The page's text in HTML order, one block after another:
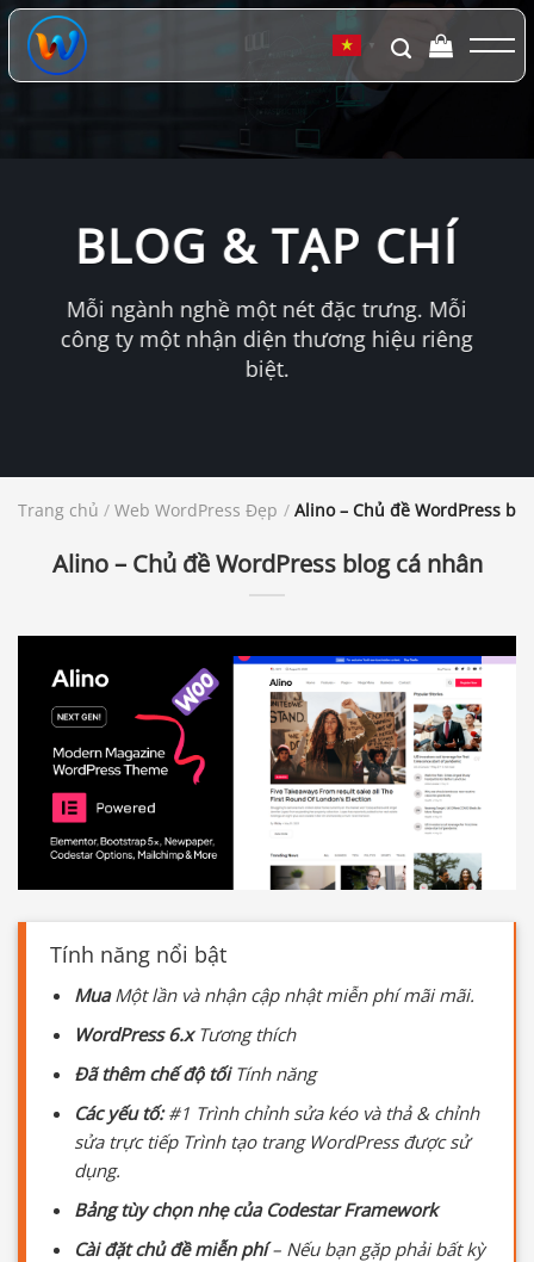
Chuyển
đến
dung
▼
BLOG & TẠP CHÍ
Mỗi ngành nghề một nét đặc trưng. Mỗi
công ty một nhận diện thương hiệu riêng
biệt.
Trang chủ / Web WordPress Đẹp / Alino – Chủ đề WordPress
Alino – Chủ đề WordPress blog cá nhân
Tính năng nổi bật
MuaMột lần và nhận cập nhật miễn phí mãi mãi.
WordPress 6.xTương thích
Đã thêm chế độ tốiTính năng
Các yếu tố:#1 Trình chỉnh sửa kéo và thả & chỉnh
sửa trực tiếp Trình tạo trang WordPress được sử
dụng.
Bảng tùy chọn nhẹ của Codestar Framework
Cài đặt chủ đề miễn phí– Nếu bạn gặp phải bất kỳ